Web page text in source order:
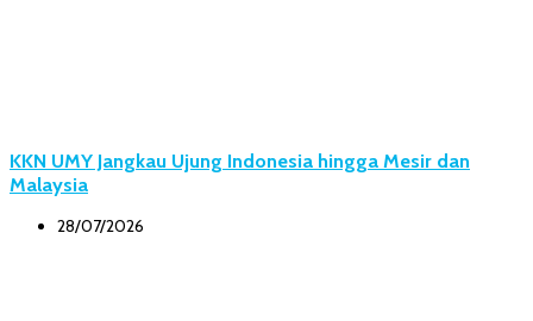
KKN UMY Jangkau Ujung Indonesia hingga Mesir dan
Malaysia
28/07/2026